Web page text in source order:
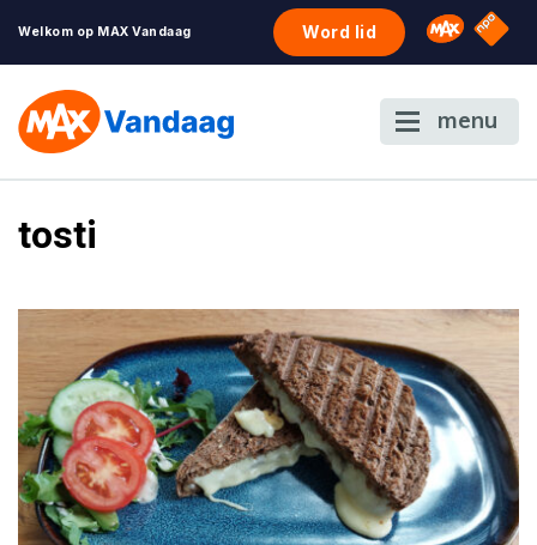
Welkom op MAX Vandaag Word lid Omroep
NPO
menu
tosti